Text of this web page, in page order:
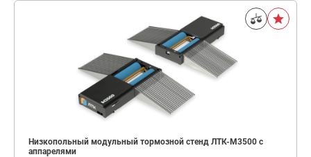
Низкопольный модульный тормозной стенд ЛТК-М3500 с
аппарелями